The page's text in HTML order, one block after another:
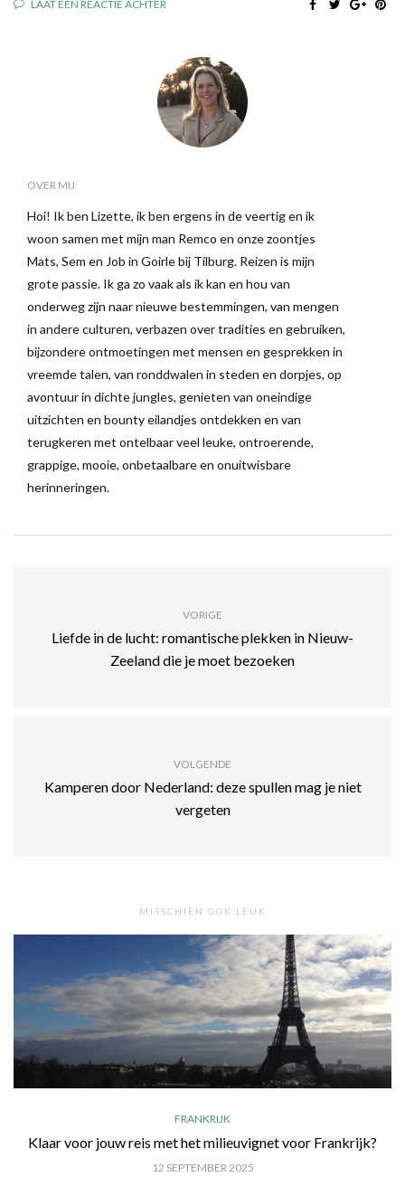
LAAT EEN REACTIE ACHTER
OVER MIJ
Hoi! Ik ben Lizette, ik ben ergens in de veertig en ik
woon samen met mijn man Remco en onze zoontjes
Mats, Sem en Job in Goirle bij Tilburg. Reizen is mijn
grote passie. Ik ga zo vaak als ik kan en hou van
onderweg zijn naar nieuwe bestemmingen, van mengen
in andere culturen, verbazen over tradities en gebruiken,
bijzondere ontmoetingen met mensen en gesprekken in
vreemde talen, van ronddwalen in steden en dorpjes, op
avontuur in dichte jungles, genieten van oneindige
uitzichten en bounty eilandjes ontdekken en van
terugkeren met ontelbaar veel leuke, ontroerende,
grappige, mooie, onbetaalbare en onuitwisbare
herinneringen.
VORIGE
Liefde in de lucht: romantische plekken in Nieuw-
Zeeland die je moet bezoeken
VOLGENDE
Kamperen door Nederland: deze spullen mag je niet
vergeten
MISSCHIEN OOK LEUK
FRANKRIJK
Klaar voor jouw reis met het milieuvignet voor Frankrijk?
12 SEPTEMBER 2025